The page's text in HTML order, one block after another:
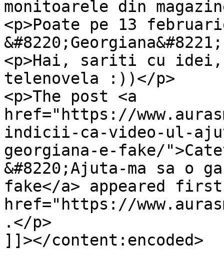
monitoarele din
<p>Poate pe 13
<p>Hai, sariti cu idei,
telenovela :))</p>
<p>The post <a
href="https://
indicii-ca-video-ul-
georgiana-e-fake/
&#8220;Ajuta-ma sa o
fake</a> appeared
href="https://
.</p>
]]></content:encoded>